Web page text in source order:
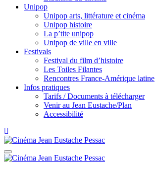
Unipop
Unipop arts, littérature et cinéma
Unipop histoire
La p’tite unipop
Unipop de ville en ville
Festivals
Festival du film d’histoire
Les Toiles Filantes
Rencontres France-Amérique latine
Infos pratiques
Tarifs / Documents à télécharger
Venir au Jean Eustache/Plan
Accessibilité